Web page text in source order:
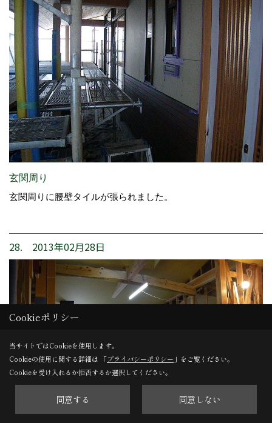
玄関周り
玄関周りに腰壁タイルが張られました。
28. 2013年02月28日
Cookieポリシー
当サイトではCookieを使用します。
Cookieの使用に関する詳細は 「プライバシーポリシー 」をご覧ください。
Cookieを受け入れるか拒否するか選択してください。
同意する 同意しない